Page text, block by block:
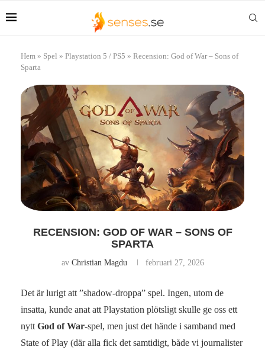
Hem » Spel » Playstation 5 / PS5 » Recension: God of War – Sons of
Sparta
RECENSION: GOD OF WAR – SONS OF
SPARTA
av Christian Magdu februari 27, 2026
Det är lurigt att ”shadow-droppa” spel. Ingen, utom de
insatta, kunde anat att Playstation plötsligt skulle ge oss ett
nytt God of War-spel, men just det hände i samband med
State of Play (där alla fick det samtidigt, både vi journalister